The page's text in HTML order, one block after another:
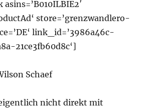
store=’grenzwandlero-
link_id=’3986a46c-
21ce3fb60d8c‘]
Schaef
nicht direkt mit